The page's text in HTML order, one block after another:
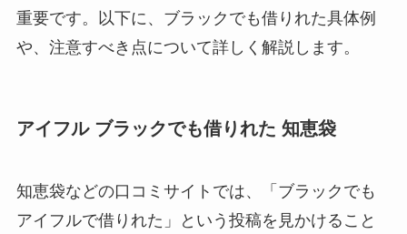
重要です。以下に、ブラックでも借りれた具体例
や、注意すべき点について詳しく解説します。
アイフル ブラックでも借りれた 知恵袋
知恵袋などの口コミサイトでは、「ブラックでも
アイフルで借りれた」という投稿を見かけること